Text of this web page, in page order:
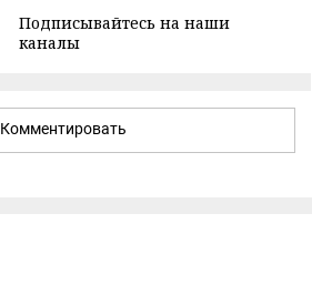
Подписывайтесь на наши
каналы
Комментировать